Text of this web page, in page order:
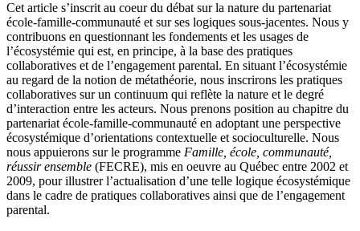
Cet article s’inscrit au coeur du débat sur la nature du partenariat
école-famille-communauté et sur ses logiques sous-jacentes. Nous y
contribuons en questionnant les fondements et les usages de
l’écosystémie qui est, en principe, à la base des pratiques
collaboratives et de l’engagement parental. En situant l’écosystémie
au regard de la notion de métathéorie, nous inscrirons les pratiques
collaboratives sur un continuum qui reflète la nature et le degré
d’interaction entre les acteurs. Nous prenons position au chapitre du
partenariat école-famille-communauté en adoptant une perspective
écosystémique d’orientations contextuelle et socioculturelle. Nous
nous appuierons sur le programme Famille, école, communauté,
réussir ensemble (FECRE), mis en oeuvre au Québec entre 2002 et
2009, pour illustrer l’actualisation d’une telle logique écosystémique
dans le cadre de pratiques collaboratives ainsi que de l’engagement
parental.